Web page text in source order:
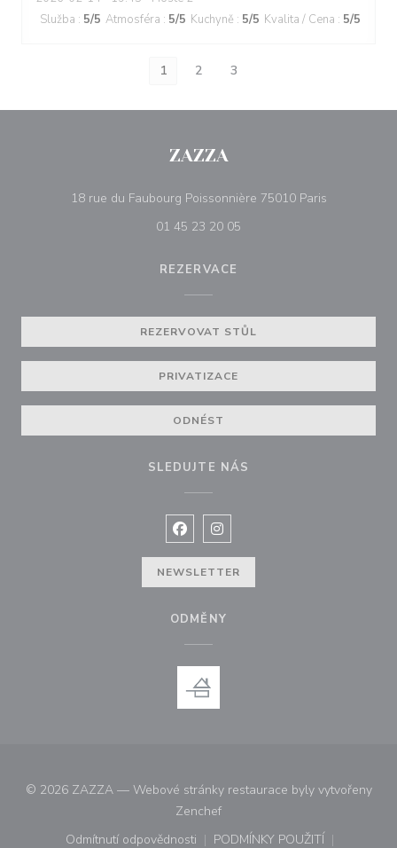
Služba : 5/5 Atmosféra : 5/5 Kuchyně : 5/5 Kvalita / Cena : 5/5
1 2 3
ZAZZA
18 rue du Faubourg Poissonnière 75010 Paris((otevře se
01 45 23 20 05
REZERVACE
REZERVOVAT STŮL
PRIVATIZACE
ODNÉST
SLEDUJTE NÁS
Facebook ((otevře se v novém
Instagram ((otevře se v
NEWSLETTER
ODMĚNY
© 2026 ZAZZA — Webové stránky restaurace byly vytvořeny
Zenchef((otevře se v novém okně))
Odmítnutí odpovědnosti
PODMÍNKY POUŽITÍ